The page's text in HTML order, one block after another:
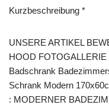
Kurzbeschreibung *
UNSERE ARTIKEL
HOOD
Badschrank
Schrank Modern
: MODERNER